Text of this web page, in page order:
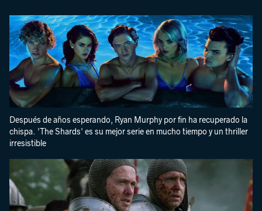
Después de años esperando, Ryan Murphy por fin ha recuperado la
chispa. 'The Shards' es su mejor serie en mucho tiempo y un thriller
irresistible